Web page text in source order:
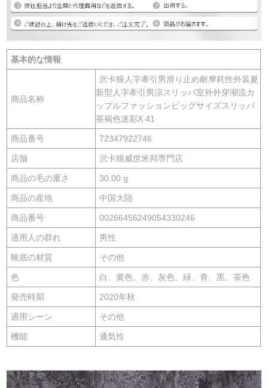
基本的な情報
商品名称
沢卡狼人字牽引男滑り止め耐摩耗性外装夏
新型人字牽引男涼スリッパ室外外穿潮流カ
ップルファッションビッグサイズスリッパ
茶褐色迷彩X 41
商品番号 72347922746
店舗 沢卡狼威世米邦専門店
商品の毛の重さ 30.00 g
商品の産地 中国大陸
商品番号 00266456249054330246
適用人の群れ 男性
靴底の材質 その他
色 白、黄色、赤、灰色、緑、青、黒、茶色
発売時期 2020年秋
適用シーン その他
機能 通気性